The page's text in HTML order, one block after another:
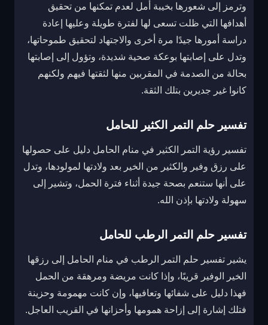
وترمز إلى شعورها بخيبة أمل لعدم تمكنها من تحقيق
أهدافها التي ظلت تسعى لها لفترة طويلة وعليها إعادة
دراسة أمورها جيدًا مرة أخرى والاجتهاد لتحقيق طموحاتها،
وتدل على إصابتها بوعكة صحية شديدة، وتؤول إلى إصابتها
بحالة من الصدمة في المقربين منها لثقتها فيهم ولكنهم
كانوا غير جديرين بتلك الثقة.
تفسير حلم التمر الكثير للحامل
تفسير رؤية التمر الكثير في منام الحامل دليل على حصولها
على رزق وفير والكثير من الخير بعد ولادتها لمولودها، وتدل
على أنها ستنعم بصحة جيدة أثناء فترة الحمل، وتشير إلى
سهولة ولادتها بإذن الله.
تفسير حلم التمر الرطب للحامل
يشير تفسير حلم التمر الرطب في منام الحامل إلى رزقها
الخير الوفير قريبًا، وإذا كانت مريضة ومرهقة من الحمل
فهذا دليل على شفائها وتعافيها، وإن كانت مهمومة وحزينة
فتلك إشارة إلى إزاحة همومها وأحزانها في القريب العاجل.